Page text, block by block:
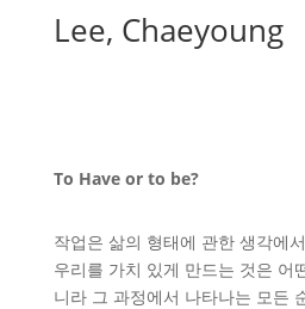
Lee, Chaeyoung
To Have or to be?
작업은 삶의 형태에 관한 생각에
우리를 가치 있게 만드는 것은 어
니라 그 과정에서 나타나는 모든